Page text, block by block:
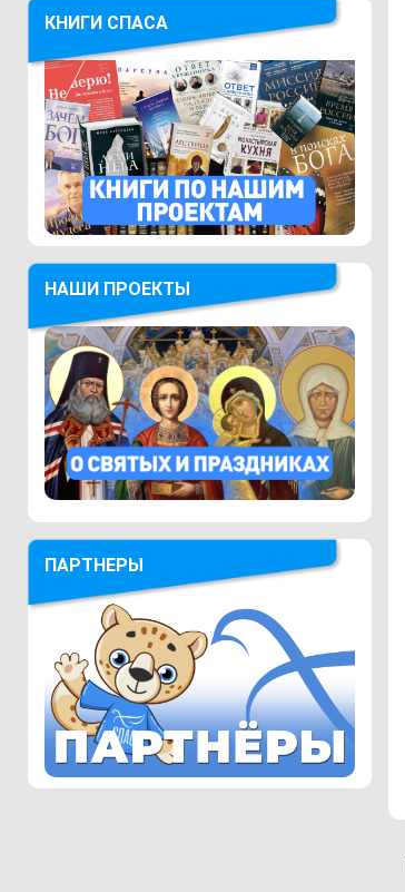
КНИГИ СПАСА
НАШИ ПРОЕКТЫ
ПАРТНЕРЫ